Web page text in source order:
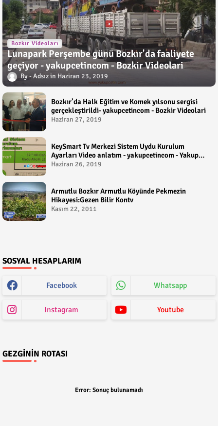
Bozkır Videoları
Lunapark Perşembe günü Bozkır'da faaliyete
geçiyor - yakupcetincom - Bozkir Videolari
Adsız Haziran 23, 2019
Bozkır’da Halk Eğitim ve Komek yılsonu sergisi
gerçekleştirildi- yakupcetincom - Bozkir Videolari
Haziran 27, 2019
KeySmart Tv Merkezi Sistem Uydu Kurulum
Ayarları Video anlatım - yakupcetincom - Yakup
Çetin
Haziran 26, 2019
Armutlu Bozkır Armutlu Köyünde Pekmezin
Hikayesi:Gezen Bilir Kontv
Kasım 22, 2011
SOSYAL HESAPLARIM
Facebook Whatsapp
Instagram Youtube
GEZGININ ROTASI
Error: Sonuç bulunamadı